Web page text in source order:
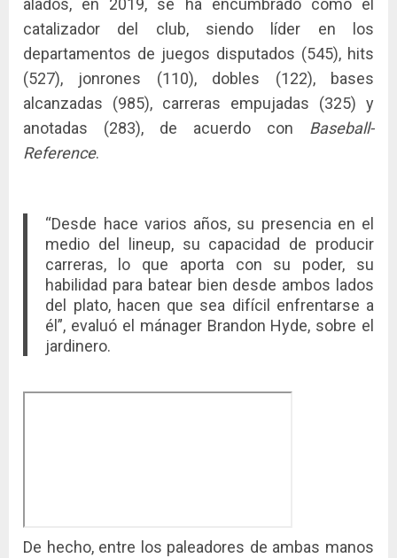
alados, en 2019, se ha encumbrado como el
catalizador del club, siendo líder en los
departamentos de juegos disputados (545), hits
(527), jonrones (110), dobles (122), bases
alcanzadas (985), carreras empujadas (325) y
anotadas (283), de acuerdo con Baseball-
Reference.
“Desde hace varios años, su presencia en el
medio del lineup, su capacidad de producir
carreras, lo que aporta con su poder, su
habilidad para batear bien desde ambos lados
del plato, hacen que sea difícil enfrentarse a
él”, evaluó el mánager Brandon Hyde, sobre el
jardinero.
De hecho, entre los paleadores de ambas manos